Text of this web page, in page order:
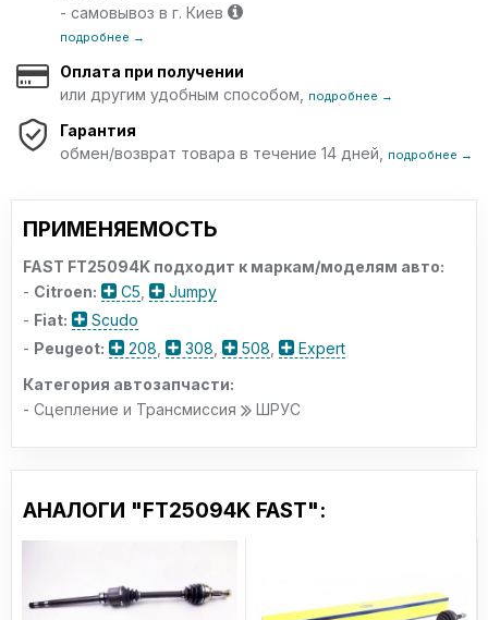
- самовывоз в г. Киев
подробнее →
Оплата при получении
или другим удобным способом,
подробнее →
Гарантия
обмен/возврат товара в течение 14 дней,
подробнее →
ПРИМЕНЯЕМОСТЬ
FAST FT25094K подходит к маркам/моделям авто:
- Citroen: C5
Jumpy
- Fiat:
Scudo
- Peugeot: 208 308 508
Expert
Категория автозапчасти:
- Сцепление и Трансмиссия
ШРУС
АНАЛОГИ "FT25094K FAST":